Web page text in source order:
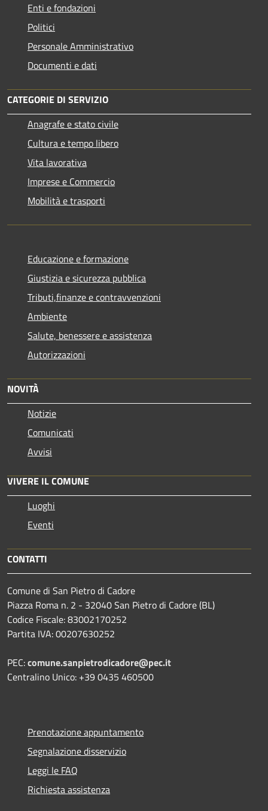
Enti e fondazioni
Politici
Personale Amministrativo
Documenti e dati
CATEGORIE DI SERVIZIO
Anagrafe e stato civile
Cultura e tempo libero
Vita lavorativa
Imprese e Commercio
Mobilità e trasporti
Educazione e formazione
Giustizia e sicurezza pubblica
Tributi,finanze e contravvenzioni
Ambiente
Salute, benessere e assistenza
Autorizzazioni
NOVITÀ
Notizie
Comunicati
Avvisi
VIVERE IL COMUNE
Luoghi
Eventi
CONTATTI
Comune di San Pietro di Cadore
Piazza Roma n. 2 - 32040 San Pietro di Cadore (BL)
Codice Fiscale: 83002170252
Partita IVA: 00207630252
PEC:comune.sanpietrodicadore@pec.it
Centralino Unico: +39 0435 460500
Prenotazione appuntamento
Segnalazione disservizio
Leggi le FAQ
Richiesta assistenza